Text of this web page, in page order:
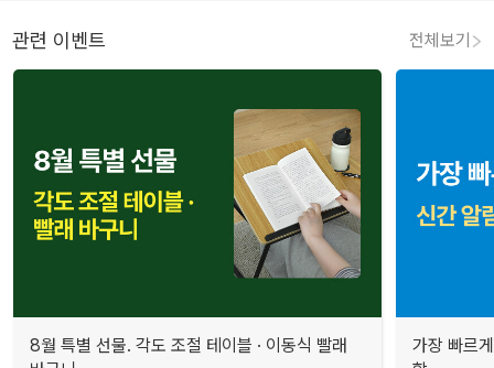
관련 이벤트 전체보기
8월 특별 선물. 각도 조절 테이블 · 이동식 빨래
가장 빠르